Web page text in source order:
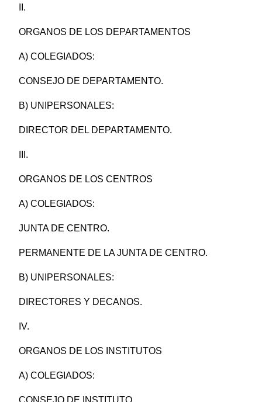
II.
ORGANOS DE LOS DEPARTAMENTOS
A) COLEGIADOS:
CONSEJO DE DEPARTAMENTO.
B) UNIPERSONALES:
DIRECTOR DEL DEPARTAMENTO.
III.
ORGANOS DE LOS CENTROS
A) COLEGIADOS:
JUNTA DE CENTRO.
PERMANENTE DE LA JUNTA DE CENTRO.
B) UNIPERSONALES:
DIRECTORES Y DECANOS.
IV.
ORGANOS DE LOS INSTITUTOS
A) COLEGIADOS: